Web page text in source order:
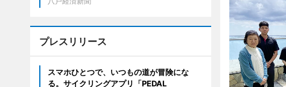
プレスリリース
スマホひとつで、いつもの道が冒険にな
る。サイクリングアプリ「PEDAL